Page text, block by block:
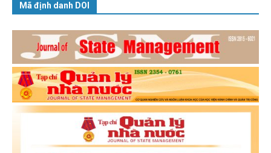
Mã định danh DOI